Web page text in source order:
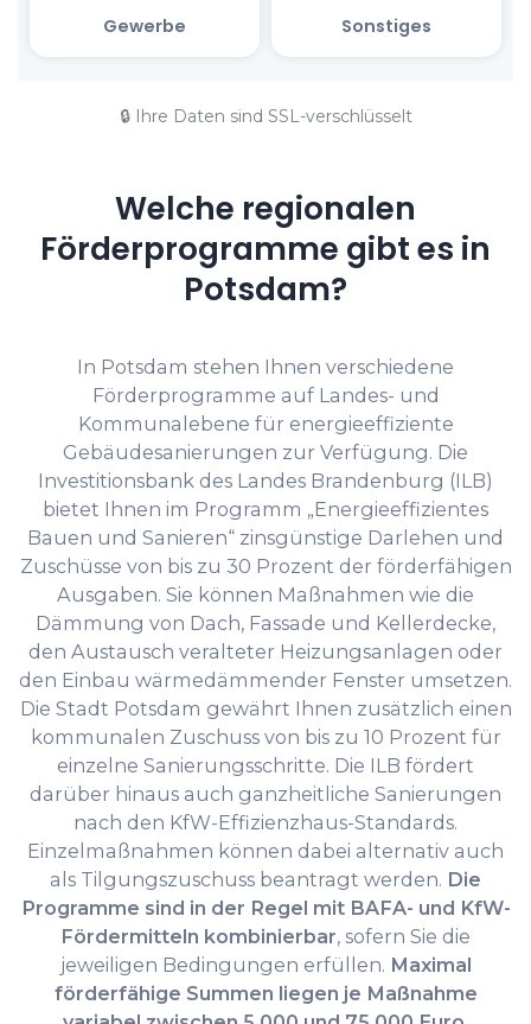
🔒 Ihre Daten sind SSL-verschlüsselt
Welche regionalen
Förderprogramme gibt es in
Potsdam?
In Potsdam stehen Ihnen verschiedene
Förderprogramme auf Landes- und
Kommunalebene für energieeffiziente
Gebäudesanierungen zur Verfügung. Die
Investitionsbank des Landes Brandenburg (ILB)
bietet Ihnen im Programm „Energieeffizientes
Bauen und Sanieren“ zinsgünstige Darlehen und
Zuschüsse von bis zu 30 Prozent der förderfähigen
Ausgaben. Sie können Maßnahmen wie die
Dämmung von Dach, Fassade und Kellerdecke,
den Austausch veralteter Heizungsanlagen oder
den Einbau wärmedämmender Fenster umsetzen.
Die Stadt Potsdam gewährt Ihnen zusätzlich einen
kommunalen Zuschuss von bis zu 10 Prozent für
einzelne Sanierungsschritte. Die ILB fördert
darüber hinaus auch ganzheitliche Sanierungen
nach den KfW-Effizienzhaus-Standards.
Einzelmaßnahmen können dabei alternativ auch
als Tilgungszuschuss beantragt werden. Die
Programme sind in der Regel mit BAFA- und KfW-
Fördermitteln kombinierbar, sofern Sie die
jeweiligen Bedingungen erfüllen. Maximal
förderfähige Summen liegen je Maßnahme